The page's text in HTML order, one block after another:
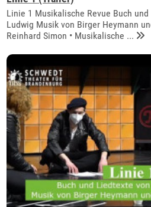
Linie 1 Musikalische Revue Buch
Ludwig Musik von Birger Heymann
Reinhard Simon • Musikalische ...